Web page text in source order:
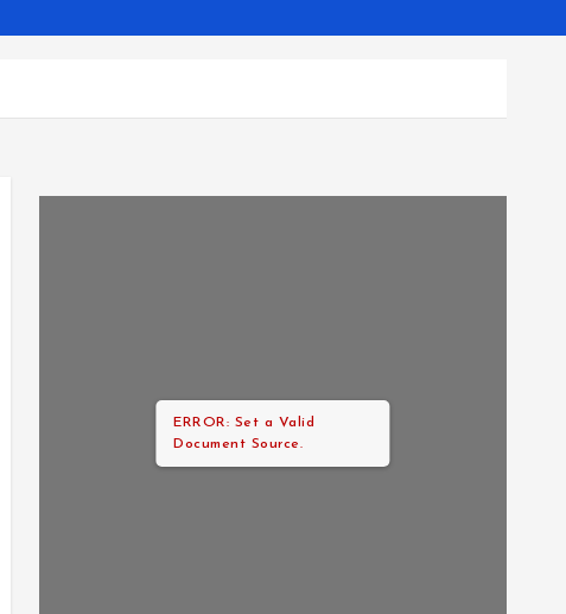
ERROR: Set a Valid
Document Source.